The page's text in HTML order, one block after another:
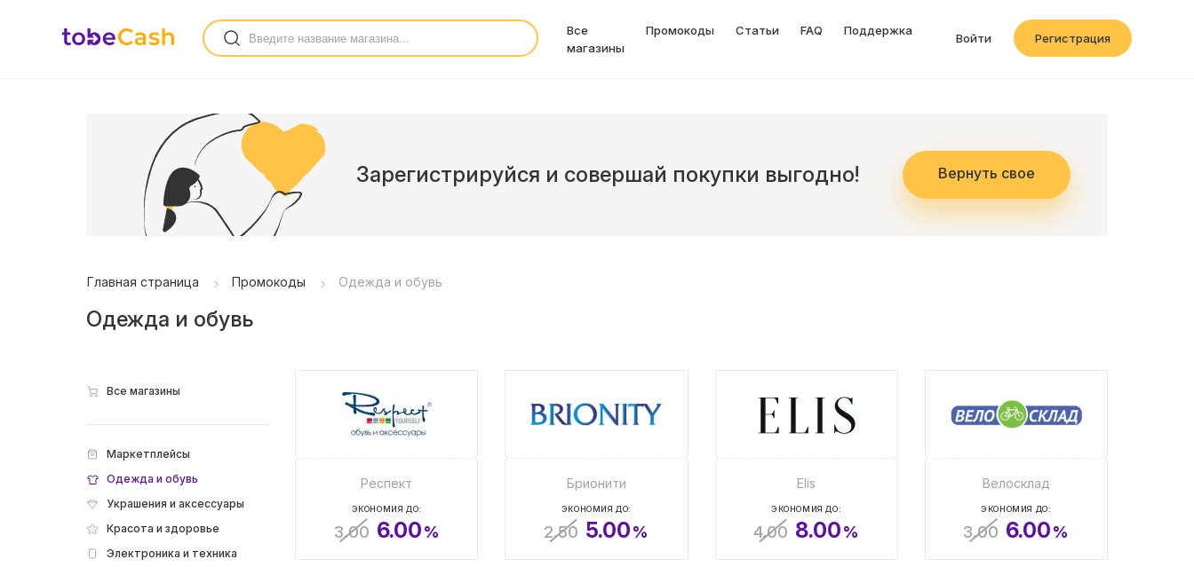
Все
магазины
Промокоды Статьи FAQ Поддержка
Войти Регистрация
Зарегистрируйся и совершай покупки выгодно! Вернуть свое
Главная страница Промокоды Одежда и обувь
Одежда и обувь
Все магазины
Маркетплейсы
Одежда и обувь
Украшения и аксессуары
Красота и здоровье
Электроника и техника
Респект
ЭКОНОМИЯ ДО:
3.00 6.00%
Брионити
ЭКОНОМИЯ ДО:
2.50 5.00%
Elis
ЭКОНОМИЯ ДО:
4.00 8.00%
Велосклад
ЭКОНОМИЯ ДО:
3.00 6.00%